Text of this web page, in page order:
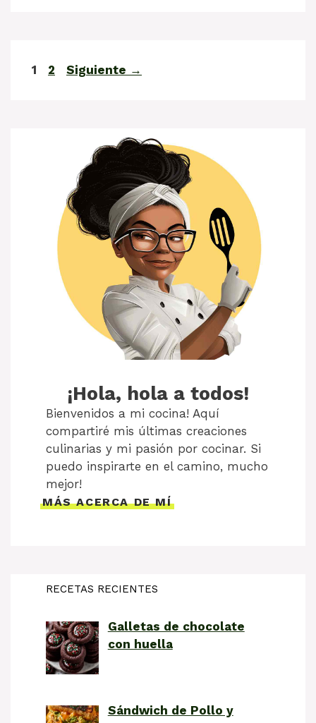
Página
1 Página
2 Siguiente →
¡Hola, hola a todos!
Bienvenidos a mi cocina! Aquí
compartiré mis últimas creaciones
culinarias y mi pasión por cocinar. Si
puedo inspirarte en el camino, mucho
mejor!
MÁS ACERCA DE MÍ
RECETAS RECIENTES
Galletas de chocolate
con huella
Sándwich de Pollo y